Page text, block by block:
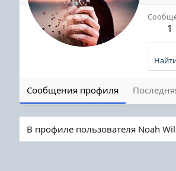
1
Сообщения профиля
В профиле пользователя Noah